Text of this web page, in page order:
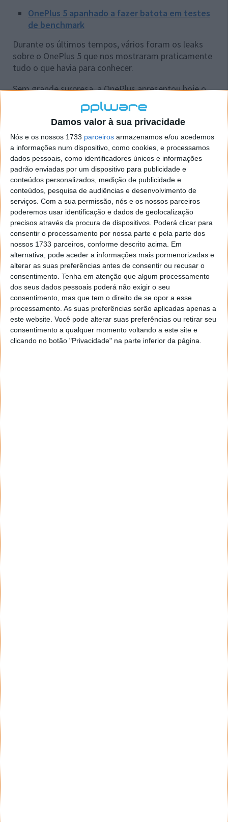
Damos valor à sua privacidade
Nós e os nossos 1733 parceiros armazenamos e/ou acedemos
a informações num dispositivo, como cookies, e processamos
dados pessoais, como identificadores únicos e informações
padrão enviadas por um dispositivo para publicidade e
conteúdos personalizados, medição de publicidade e
conteúdos, pesquisa de audiências e desenvolvimento de
serviços. Com a sua permissão, nós e os nossos parceiros
poderemos usar identificação e dados de geolocalização
precisos através da procura de dispositivos. Poderá clicar para
consentir o processamento por nossa parte e pela parte dos
nossos 1733 parceiros, conforme descrito acima. Em
alternativa, pode aceder a informações mais pormenorizadas e
alterar as suas preferências antes de consentir ou recusar o
consentimento. Tenha em atenção que algum processamento
dos seus dados pessoais poderá não exigir o seu
consentimento, mas que tem o direito de se opor a esse
processamento. As suas preferências serão aplicadas apenas a
este website. Você pode alterar suas preferências ou retirar seu
consentimento a qualquer momento voltando a este site e
clicando no botão "Privacidade" na parte inferior da página.
OnePlus 5 apanhado a fazer batota em testes
de benchmark
Durante os últimos tempos, vários foram os leaks
sobre o OnePlus 5 que nos mostraram praticamente
tudo o que havia para conhecer.
Sem grande surpresa, a OnePlus apresentou hoje o
seu topo de gama que promete "fazer suar" a
Análise: Little Nightmares (Xbox One)
Quando o Pplware esteve presente na 1ª edição do
4Gamers (aquiouaqui) teve o prazer de assistir a
uma discussão sobre a temática dos Videojogos e o
seu futuro.